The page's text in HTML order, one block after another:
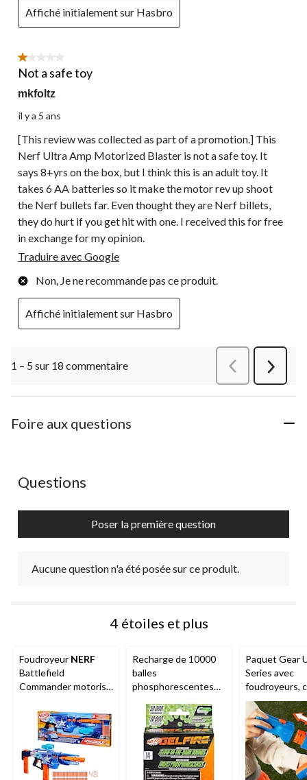
Affiché initialement sur Hasbro
1 étoile(s) sur 5.
Not a safe toy
mkfoltz
il y a 5 ans
[This review was collected as part of a promotion.] This
Nerf Ultra Amp Motorized Blaster is not a safe toy. It
says 8+yrs on the box, but I think this is an adult toy. It
takes 6 AA batteries so it make the motor rev up shoot
the Nerf bullets far. Even thought they are Nerf billets,
they do hurt if you get hit with one. I received this for free
in exchange for my opinion.
Traduire avec Google
Non, Je ne recommande pas ce produit.
Affiché initialement sur Hasbro
1 – 5 sur 18 commentaire
Suivant
Foire aux questions
Aucune question n'a été posée sur ce produit.
Questions
Poser la première question
Aucune question n'a été posée sur ce produit.
4 étoiles et plus
Foudroyeur NERF
Battlefield
Commander motorisé
Recharge de 10000
balles
phosphorescentes
Nightfall Hopper
Paquet Gear
Series avec
foudroyeurs,
et lunette,
18 fléchettes
ans et plus